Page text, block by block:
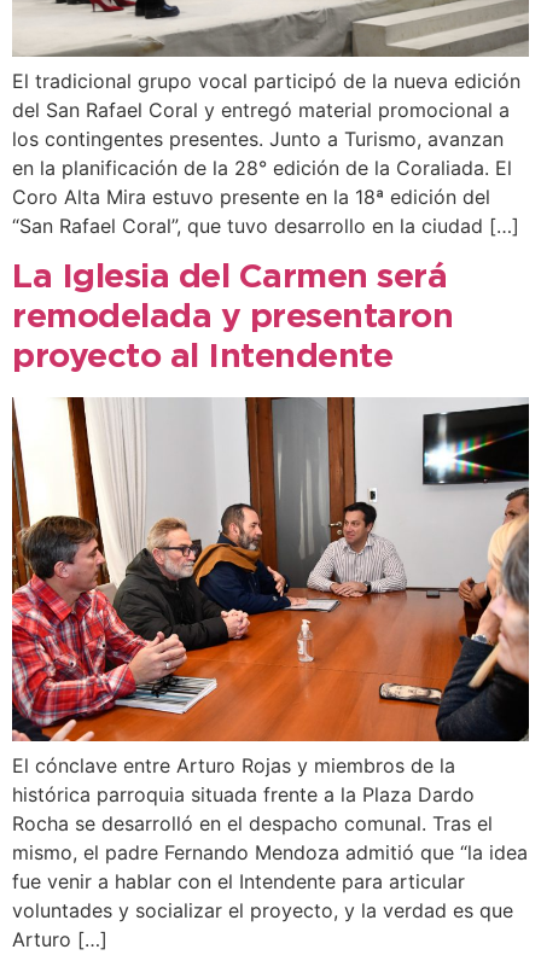
El tradicional grupo vocal participó de la nueva edición
del San Rafael Coral y entregó material promocional a
los contingentes presentes. Junto a Turismo, avanzan
en la planificación de la 28° edición de la Coraliada. El
Coro Alta Mira estuvo presente en la 18ª edición del
“San Rafael Coral”, que tuvo desarrollo en la ciudad […]
La Iglesia del Carmen será
remodelada y presentaron
proyecto al Intendente
El cónclave entre Arturo Rojas y miembros de la
histórica parroquia situada frente a la Plaza Dardo
Rocha se desarrolló en el despacho comunal. Tras el
mismo, el padre Fernando Mendoza admitió que “la idea
fue venir a hablar con el Intendente para articular
voluntades y socializar el proyecto, y la verdad es que
Arturo […]